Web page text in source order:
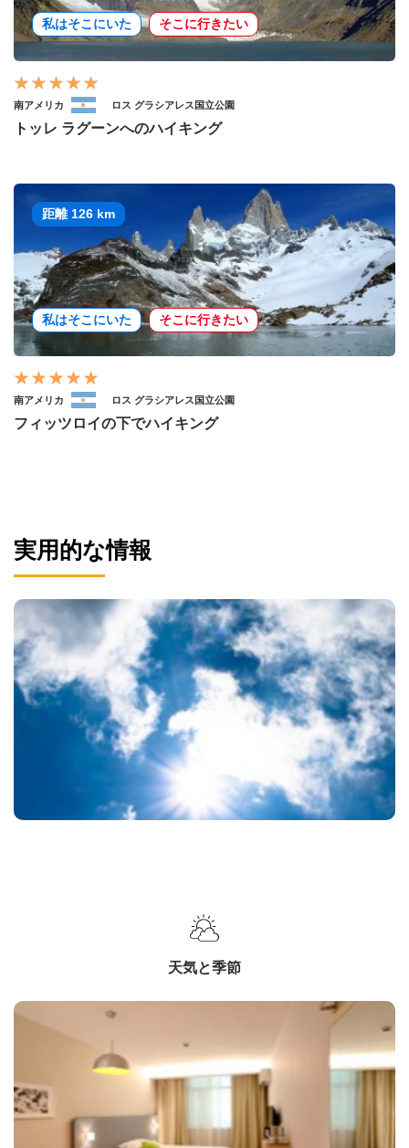
私はそこにいた そこに行きたい
南アメリカ ロス グラシアレス国立公園
トッレ ラグーンへのハイキング
距離 126 km
私はそこにいた そこに行きたい
南アメリカ ロス グラシアレス国立公園
フィッツロイの下でハイキング
実用的な情報
天気と季節